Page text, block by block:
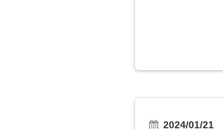
2024/01/21